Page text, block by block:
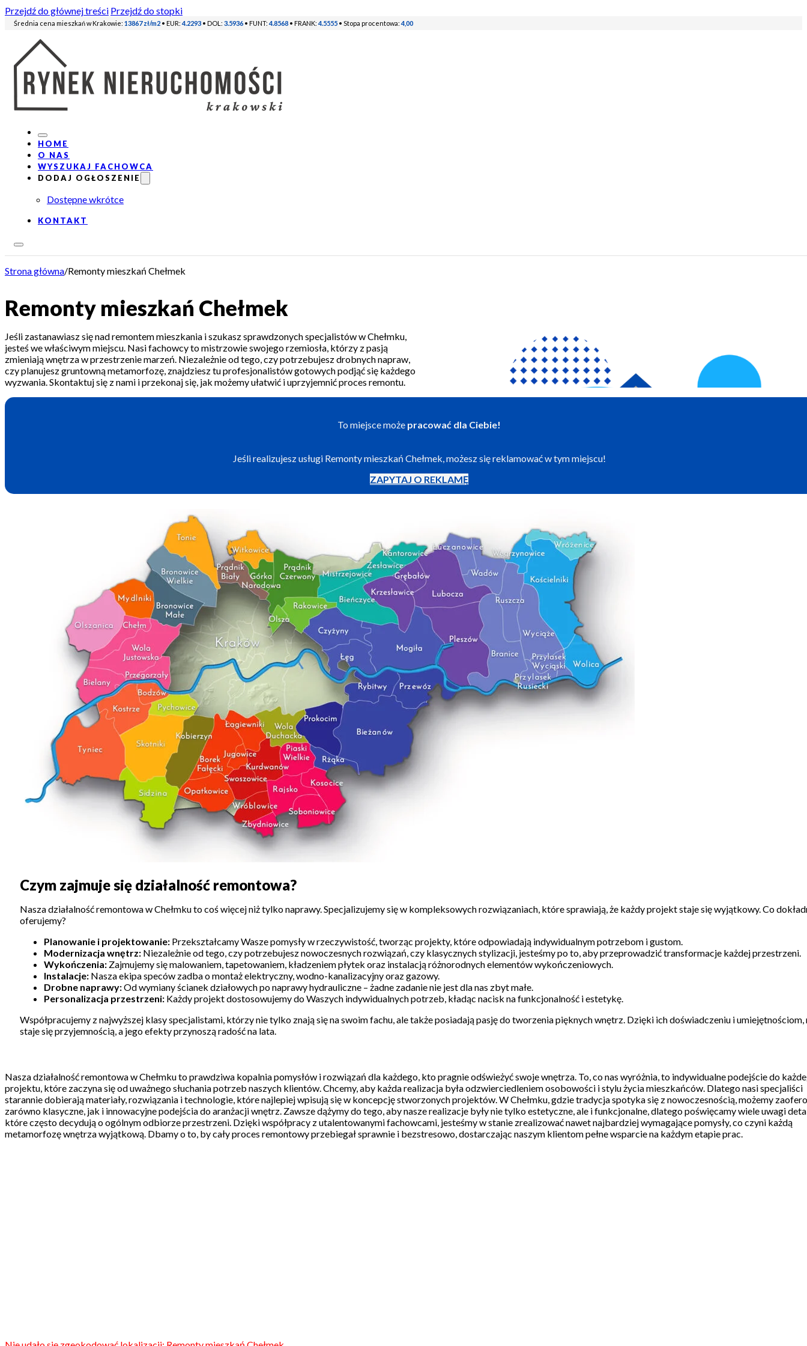
Przejdź do głównej treści Przejdź do stopki
Średnia cena mieszkań w Krakowie: 13867 zł/m2 • EUR: 4.2293 • DOL: 3.5936 • FUNT: 4.8568 • FRANK: 4.5555 • Stopa procentowa: 4,00
HOME
O NAS
WYSZUKAJ FACHOWCA
DODAJ OGŁOSZENIE
Dostępne wkrótce
KONTAKT
Strona główna/Remonty mieszkań Chełmek
Remonty mieszkań Chełmek
Jeśli zastanawiasz się nad remontem mieszkania i szukasz sprawdzonych specjalistów w Chełmku,
jesteś we właściwym miejscu. Nasi fachowcy to mistrzowie swojego rzemiosła, którzy z pasją
zmieniają wnętrza w przestrzenie marzeń. Niezależnie od tego, czy potrzebujesz drobnych napraw,
czy planujesz gruntowną metamorfozę, znajdziesz tu profesjonalistów gotowych podjąć się każdego
wyzwania. Skontaktuj się z nami i przekonaj się, jak możemy ułatwić i uprzyjemnić proces remontu.
To miejsce może pracować dla Ciebie!
Jeśli realizujesz usługi Remonty mieszkań Chełmek, możesz się reklamować w tym miejscu!
ZAPYTAJ O REKLAMĘ
Czym zajmuje się działalność remontowa?
Nasza działalność remontowa w Chełmku to coś więcej niż tylko naprawy. Specjalizujemy się w kompleksowych rozwiązaniach, które sprawiają, że każdy projekt staje się wyjątkowy. Co
oferujemy?
Planowanie i projektowanie: Przekształcamy Wasze pomysły w rzeczywistość, tworząc projekty, które odpowiadają indywidualnym potrzebom i gustom.
Modernizacja wnętrz: Niezależnie od tego, czy potrzebujesz nowoczesnych rozwiązań, czy klasycznych stylizacji, jesteśmy po to, aby przeprowadzić transformacje każdej przestrzeni.
Wykończenia: Zajmujemy się malowaniem, tapetowaniem, kładzeniem płytek oraz instalacją różnorodnych elementów wykończeniowych.
Instalacje: Nasza ekipa speców zadba o montaż elektryczny, wodno-kanalizacyjny oraz gazowy.
Drobne naprawy:Od wymiany ścianek działowych po naprawy hydrauliczne – żadne zadanie nie jest dla nas zbyt małe.
Personalizacja przestrzeni: Każdy projekt dostosowujemy do Waszych indywidualnych potrzeb, kładąc nacisk na funkcjonalność i estetykę.
Współpracujemy z najwyższej klasy specjalistami, którzy nie tylko znają się na swoim fachu, ale także posiadają pasję do tworzenia pięknych wnętrz. Dzięki ich doświadczeniu i
staje się przyjemnością, a jego efekty przynoszą radość na lata.
Nasza działalność remontowa w Chełmku to prawdziwa kopalnia pomysłów i rozwiązań dla każdego, kto pragnie odświeżyć swoje wnętrza. To, co nas wyróżnia, to indywidualne podejście do
projektu, które zaczyna się od uważnego słuchania potrzeb naszych klientów. Chcemy, aby każda realizacja była odzwierciedleniem osobowości i stylu życia mieszkańców. Dlatego nasi specjaliści
starannie dobierają materiały, rozwiązania i technologie, które najlepiej wpisują się w koncepcję stworzonych projektów. W Chełmku, gdzie tradycja spotyka się z nowoczesnością, możemy
zarówno klasyczne, jak i innowacyjne podejścia do aranżacji wnętrz. Zawsze dążymy do tego, aby nasze realizacje były nie tylko estetyczne, ale i funkcjonalne, dlatego poświęcamy wiele uwagi
które często decydują o ogólnym odbiorze przestrzeni. Dzięki współpracy z utalentowanymi fachowcami, jesteśmy w stanie zrealizować nawet najbardziej wymagające pomysły, co czyni każdą
metamorfozę wnętrza wyjątkową. Dbamy o to, by cały proces remontowy przebiegał sprawnie i bezstresowo, dostarczając naszym klientom pełne wsparcie na każdym etapie prac.